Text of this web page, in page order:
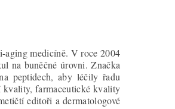
aging medicíně. V roce 2004
na buněčné úrovni. Značka
peptidech, aby léčily řadu
kvality, farmaceutické kvality
editoři a dermatologové